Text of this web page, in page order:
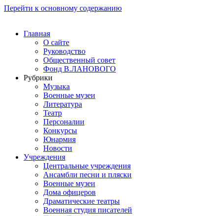
Перейти к основному содержанию
Главная
О сайте
Руководство
Общественный совет
Фонд В.ЛАНОВОГО
Рубрики
Музыка
Военные музеи
Литература
Театр
Персоналии
Конкурсы
Юнармия
Новости
Учреждения
Центральные учреждения
Ансамбли песни и пляски
Военные музеи
Дома офицеров
Драматические театры
Военная студия писателей